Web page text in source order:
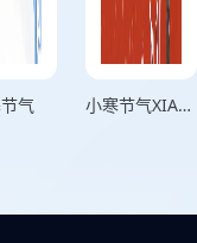
气 小寒节气XIAOHAN